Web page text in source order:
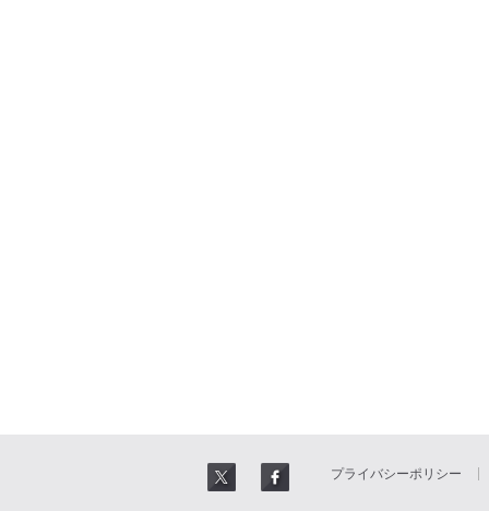
プライバシーポリシー